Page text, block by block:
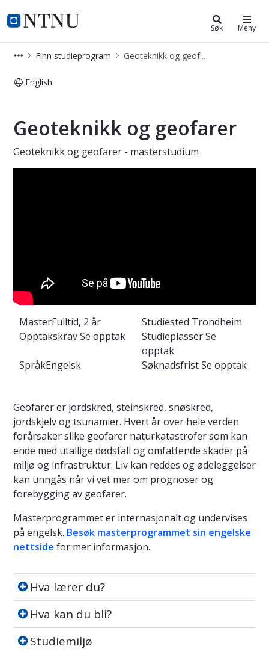
NTNU Hjemmeside
Geoteknikk og geofarer Søk Meny
Finn studieprogram Geoteknikk og geofarer (MSGEOTECH)
English
Geoteknikk og geofarer
Geoteknikk og geofarer - masterstudium
MasterFulltid, 2 år Studiested Trondheim
OpptakskravSe opptak StudieplasserSe
opptak
SpråkEngelsk SøknadsfristSe opptak
Geofarer er jordskred, steinskred, snøskred,
jordskjelv og tsunamier. Hvert år over hele verden
forårsaker slike geofarer naturkatastrofer som kan
ende med utallige dødsfall og omfattende skader på
miljø og infrastruktur. Liv kan reddes og ødeleggelser
kan unngås når vi vet mer om prognoser og
forebygging av geofarer.
Masterprogrammet er internasjonalt og undervises
på engelsk. Besøk masterprogrammet sin engelske
nettside for mer informasjon.
Hva lærer du?
Hva lærer du?
Hva kan du bli?
Hva kan du bli?
Studiemiljø
Studiemiljø